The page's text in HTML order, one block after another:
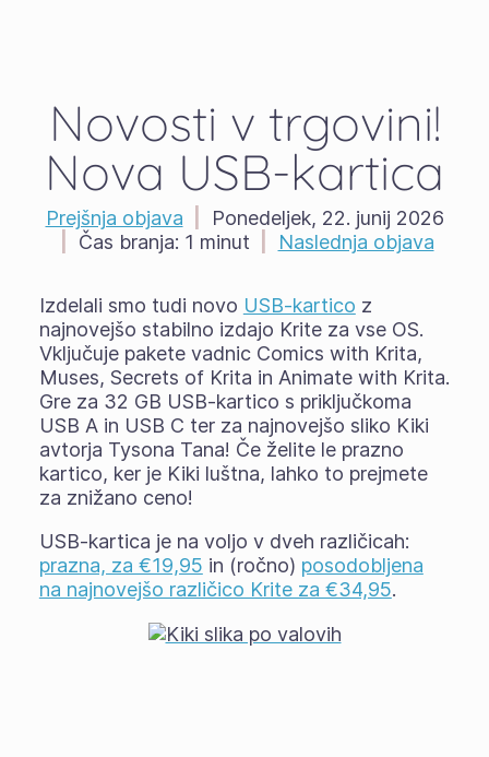
Novosti v trgovini!
Nova USB-kartica
Prejšnja objava
Ponedeljek, 22. junij 2026
Čas branja: 1 minut Naslednja objava
Izdelali smo tudi novo USB-kartico z
najnovejšo stabilno izdajo Krite za vse OS.
Vključuje pakete vadnic Comics with Krita,
Muses, Secrets of Krita in Animate with Krita.
Gre za 32 GB USB-kartico s priključkoma
USB A in USB C ter za najnovejšo sliko Kiki
avtorja Tysona Tana! Če želite le prazno
kartico, ker je Kiki luštna, lahko to prejmete
za znižano ceno!
USB-kartica je na voljo v dveh različicah:
prazna, za €19,95 in (ročno) posodobljena
na najnovejšo različico Krite za €34,95.